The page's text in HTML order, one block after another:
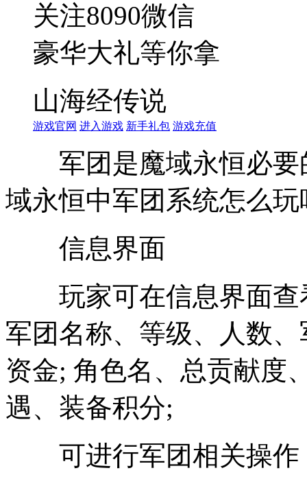
关注8090微信
豪华大礼等你拿
山海经传说
游戏官网 进入游戏 新手礼包 游戏充值
军团是魔域永恒必要
域永恒中军团系统怎么玩
信息界面
玩家可在信息界面查
军团名称、等级、人数
资金; 角色名、总贡献度
遇、装备积分;
可进行军团相关操作